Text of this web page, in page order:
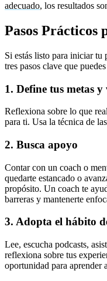
adecuado, los resultados
Pasos Prácticos
Si estás listo para iniciar tu
tres pasos clave que
1. Define tus metas
Reflexiona sobre lo que
para ti. Usa la técnica de
2. Busca apoyo
Contar con un coach o
quedarte estancado o
propósito. Un coach te
barreras y mantenerte
3. Adopta el hábito
Lee, escucha podcasts,
reflexiona sobre tus
oportunidad para aprender